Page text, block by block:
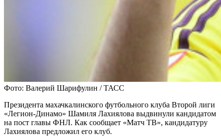
Фото: Валерий Шарифулин / ТАСС
Президента махачкалинского футбольного клуба Второй лиги
«Легион-Динамо» Шамиля Лахиялова выдвинули кандидатом
на пост главы ФНЛ. Как сообщает «Матч ТВ», кандидатуру
Лахиялова предложил его клуб.